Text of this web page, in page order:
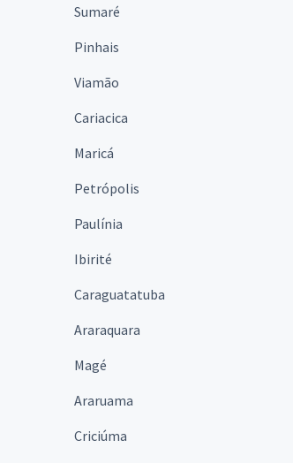
Sumaré
Pinhais
Viamão
Cariacica
Maricá
Petrópolis
Paulínia
Ibirité
Caraguatatuba
Araraquara
Magé
Araruama
Criciúma